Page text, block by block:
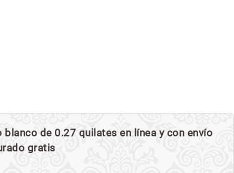
de 0.27 quilates en línea y con envío
gratis